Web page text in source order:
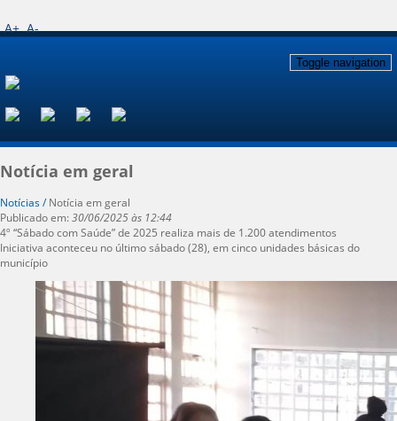
A+ A-
Toggle navigation
Notícia em geral
Notícias /Notícia em geral
Publicado em:30/06/2025 às 12:44
4º “Sábado com Saúde” de 2025 realiza mais de 1.200 atendimentos
Iniciativa aconteceu no último sábado (28), em cinco unidades básicas do
município